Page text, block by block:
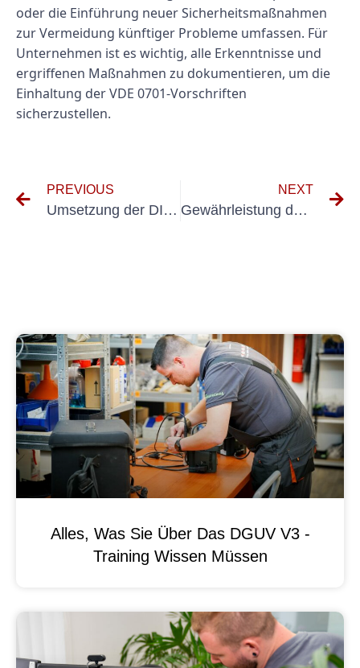
oder die Einführung neuer Sicherheitsmaßnahmen
zur Vermeidung künftiger Probleme umfassen. Für
Unternehmen ist es wichtig, alle Erkenntnisse und
ergriffenen Maßnahmen zu dokumentieren, um die
Einhaltung der VDE 0701-Vorschriften
sicherzustellen.
PREVIOUS
Umsetzung der DIN 701- und DIN 702-Konformität in Ihrem Produktionsprozess
NEXT
Gewährleistung der Arbeitssicherheit: UVV-Prüfungsanforderungen in Wismar
Alles, Was Sie Über Das DGUV V3 -
Training Wissen Müssen